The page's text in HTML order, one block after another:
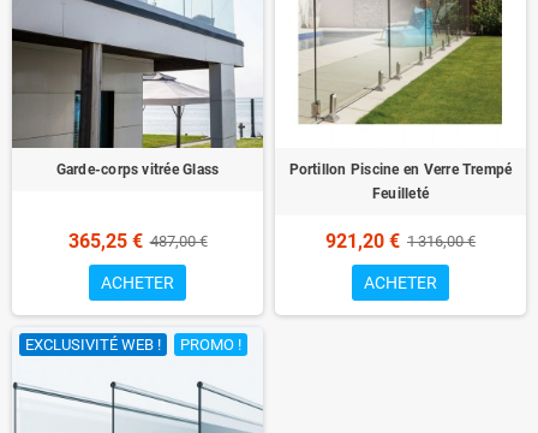
Garde-corps vitrée Glass
365,25 € 487,00 €
ACHETER
Portillon Piscine en Verre Trempé
Feuilleté
921,20 € 1 316,00 €
ACHETER
EXCLUSIVITÉ WEB ! PROMO !